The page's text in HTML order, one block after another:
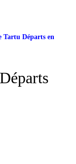
Tartu Départs en